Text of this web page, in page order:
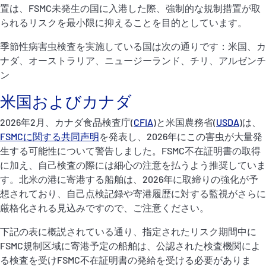
P&I Emergency Contacts
People
加入船検索
Rules
コレスポンデンツ
コンタクト
置は、FSMC未発生の国に入港した際、強制的な規制措置が取
られるリスクを最小限に抑えることを目的としています。
季節性病害虫検査を実施している国は次の通りです：米国、カ
ナダ、オーストラリア、ニュージーランド、チリ、アルゼンチ
ン
米国およびカナダ
2026年2月、カナダ食品検査庁(CFIA)と米国農務省(USDA)は、
FSMCに関する共同声明を発表し、2026年にこの害虫が大量発
生する可能性について警告しました。FSMC不在証明書の取得
に加え、自己検査の際には細心の注意を払うよう推奨していま
す。北米の港に寄港する船舶は、2026年に取締りの強化が予
想されており、自己点検記録や寄港履歴に対する監視がさらに
厳格化される見込みですので、ご注意ください。
下記の表に概説されている通り、指定されたリスク期間中に
FSMC規制区域に寄港予定の船舶は、公認された検査機関によ
る検査を受けFSMC不在証明書の発給を受ける必要がありま